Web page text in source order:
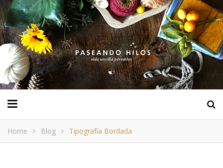
Home Blog Tipografía Bordada